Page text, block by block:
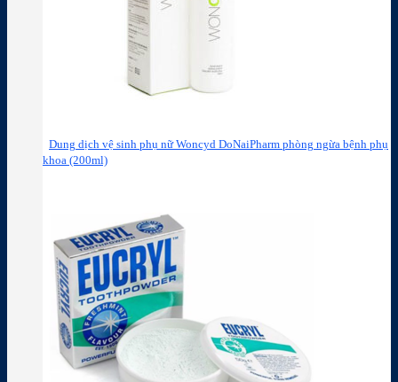
Dung dịch vệ sinh phụ nữ Woncyd DoNaiPharm phòng ngừa bệnh phụ
khoa (200ml)